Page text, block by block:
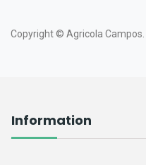
Copyright © Agricola Campos.
Information